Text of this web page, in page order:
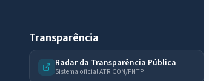
Transparência
Radar da Transparência Pública
Sistema oficial ATRICON/PNTP